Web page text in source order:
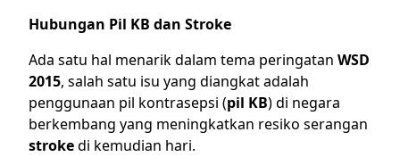
Hubungan Pil KB dan Stroke
Ada satu hal menarik dalam tema peringatan WSD
2015, salah satu isu yang diangkat adalah
penggunaan pil kontrasepsi (pil KB) di negara
berkembang yang meningkatkan resiko serangan
strokedi kemudian hari.